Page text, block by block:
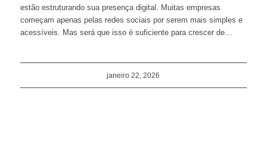
estão estruturando sua presença digital. Muitas empresas
começam apenas pelas redes sociais por serem mais simples e
acessíveis. Mas será que isso é suficiente para crescer de…
janeiro 22, 2026